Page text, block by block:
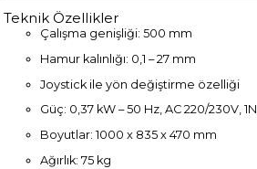
Teknik Özellikler
Çalışma genişliği: 500 mm
Hamur kalınlığı: 0,1 – 27 mm
Joystick ile yön değiştirme özelliği
Güç: 0,37 kW – 50 Hz, AC 220/230V, 1N
Boyutlar: 1000 x 835 x 470 mm
Ağırlık: 75 kg